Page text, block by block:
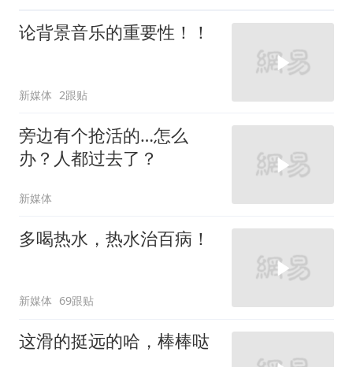
论背景音乐的重要性！！
新媒体 2跟贴
旁边有个抢活的…怎么
办？人都过去了？
新媒体
多喝热水，热水治百病！
新媒体 69跟贴
这滑的挺远的哈，棒棒哒